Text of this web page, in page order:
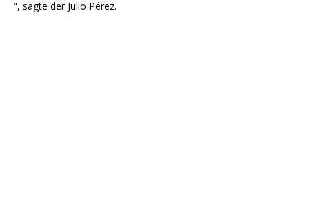
“, sagte der Julio Pérez.